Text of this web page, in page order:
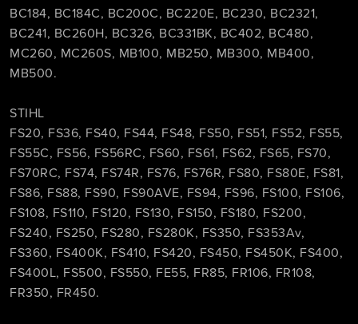
BC184, BC184C, ВC200C, BC220E, ВС230, BC2321,
ВС241, BС260Н, ВС326, BC331BК, BC402, BC480,
МС260, MC260S, MB100, MB250, МB300, МB400,
МВ500.
STIHL
FS20, FS36, FS40, FS44, FS48, FS50, FS51, FS52, FS55,
FS55C, FS56, FS56RC, FS60, FS61, FS62, FS65, FS70,
FS70RC, FS74, FS74R, FS76, FS76R, FS80, FS80E, FS81,
FS86, FS88, FS90, FS90AVE, FS94, FS96, FS100, FS106,
FS108, FS110, FS120, FS130, FS150, FS180, FS200,
FS240, FS250, FS280, FS280K, FS350, FS353Av,
FS360, FS400K, FS410, FS420, FS450, FS450K, FS400,
FS400L, FS500, FS550, FE55, FR85, FR106, FR108,
FR350, FR450.